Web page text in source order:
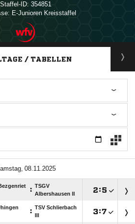
Staffel-ID: 354851
E-Junioren Kreisstaffel
ANZEIGE
/ TABELLEN

: TSGV
Albershausen II
:
: TSV Schlierbach
III
: